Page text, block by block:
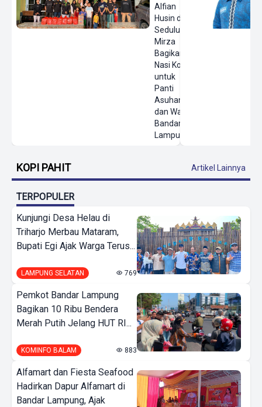
Alfian
Husin dan
Sedulur
Mirza
Bagikan
Nasi Kotak
untuk
Panti
Asuhan
dan Warga
Bandar
Lampung
KOPI PAHIT Artikel Lainnya
TERPOPULER
Kunjungi Desa Helau di
Triharjo Merbau Mataram,
Bupati Egi Ajak Warga Terus...
LAMPUNG SELATAN 769
Pemkot Bandar Lampung
Bagikan 10 Ribu Bendera
Merah Putih Jelang HUT RI...
KOMINFO BALAM 883
Alfamart dan Fiesta Seafood
Hadirkan Dapur Alfamart di
Bandar Lampung, Ajak